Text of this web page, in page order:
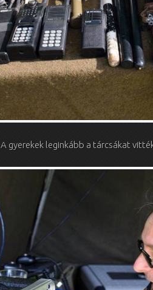
A gyerekek leginkább a tárcsákat